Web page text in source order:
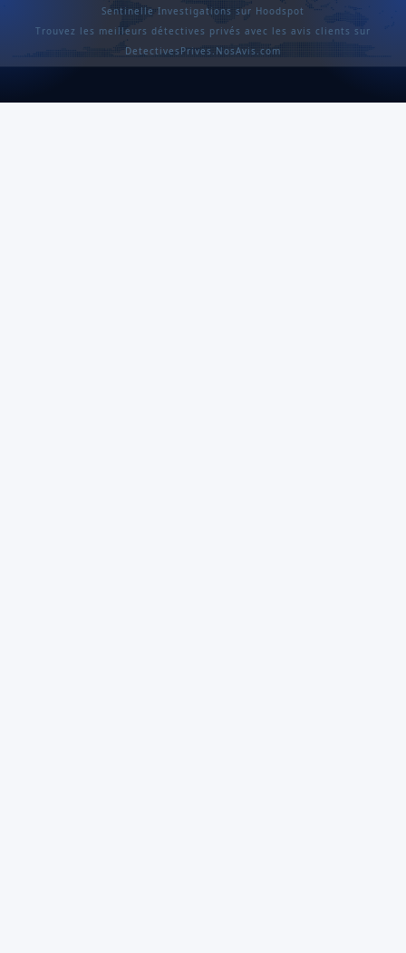
Sentinelle Investigations sur Hoodspot
Trouvez les meilleurs détectives privés avec les avis clients sur
DetectivesPrives.NosAvis.com